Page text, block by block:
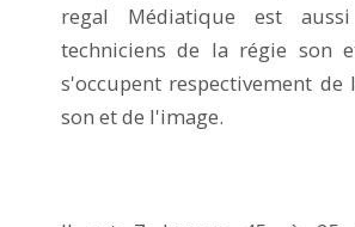
regal Médiatique est
techniciens de la régie son
s'occupent respectivement
son et de l'image.